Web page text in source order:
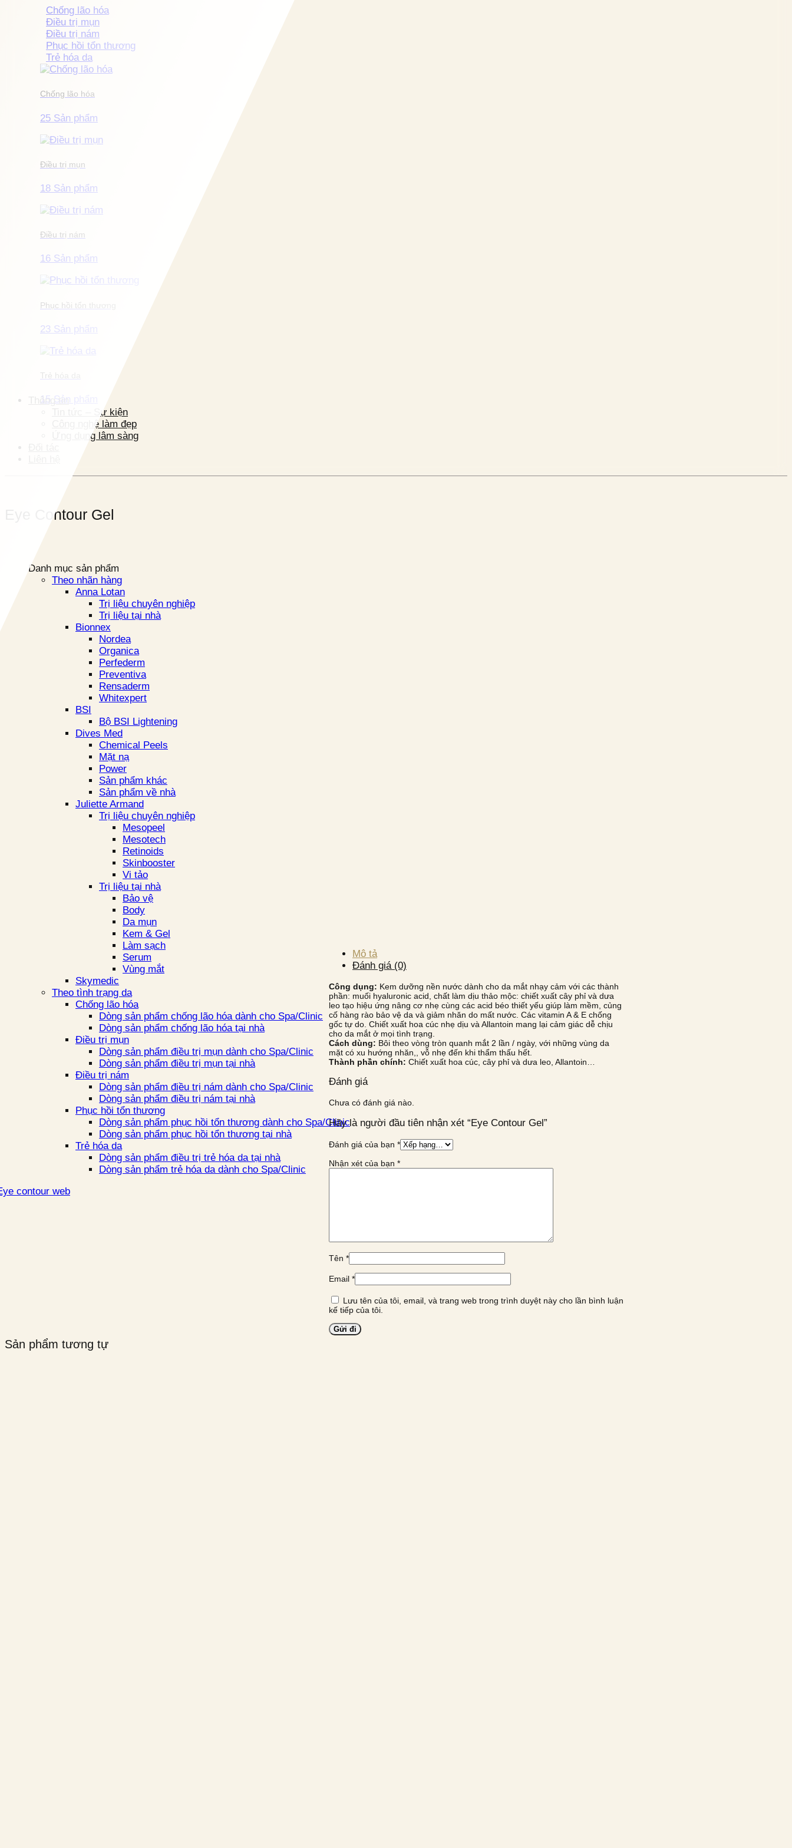
Chống lão hóa
Điều trị mụn
Điều trị nám
Phục hồi tổn thương
Trẻ hóa da
Chống lão hóa
25 Sản phẩm
Điều trị mụn
18 Sản phẩm
Điều trị nám
16 Sản phẩm
Phục hồi tổn thương
23 Sản phẩm
Trẻ hóa da
15 Sản phẩm
Thông tin
Tin tức – Sự kiện
Công nghệ làm đẹp
Ứng dụng lâm sàng
Eye Contour Gel
Danh mục sản phẩm
Theo nhãn hàng
Anna Lotan
Trị liệu chuyên nghiệp
Trị liệu tại nhà
Bionnex
Nordea
Organica
Perfederm
Preventiva
Rensaderm
Whitexpert
BSI
Bộ BSI Lightening
Dives Med
Chemical Peels
Mặt nạ
Power
Sản phẩm khác
Sản phẩm về nhà
Juliette Armand
Trị liệu chuyên nghiệp
Mesopeel
Mesotech
Retinoids
Skinbooster
Vi tảo
Trị liệu tại nhà
Bảo vệ
Body
Da mụn
Kem & Gel
Làm sạch
Serum
Vùng mắt
Skymedic
Theo tình trạng da
Chống lão hóa
Dòng sản phẩm chống lão hóa dành cho Spa/Clinic
Dòng sản phẩm chống lão hóa tại nhà
Điều trị mụn
Dòng sản phẩm điều trị mụn dành cho Spa/Clinic
Dòng sản phẩm điều trị mụn tại nhà
Điều trị nám
Dòng sản phẩm điều trị nám dành cho Spa/Clinic
Dòng sản phẩm điều trị nám tại nhà
Phục hồi tổn thương
Dòng sản phẩm phục hồi tổn thương dành cho Spa/Clinic
Dòng sản phẩm phục hồi tổn thương tại nhà
Trẻ hóa da
Dòng sản phẩm điều trị trẻ hóa da tại nhà
Dòng sản phẩm trẻ hóa da dành cho Spa/Clinic
Mô tả
Đánh giá (0)
Công dụng: Kem dưỡng nền nước dành cho da mắt nhạy cảm với các thành
phần: muối hyaluronic acid, chất làm dịu thảo mộc: chiết xuất cây phỉ và dưa
leo tạo hiệu ứng nâng cơ nhẹ cùng các acid béo thiết yếu giúp làm mềm, củng
cố hàng rào bảo vệ da và giảm nhăn do mất nước. Các vitamin A & E chống
gốc tự do. Chiết xuất hoa cúc nhẹ dịu và Allantoin mang lại cảm giác dễ chịu
cho da mắt ở mọi tình trạng.
Cách dùng: Bôi theo vòng tròn quanh mắt 2 lần / ngày, với những vùng da
mặt có xu hướng nhăn,, vỗ nhẹ đến khi thẩm thấu hết.
Thành phần chính: Chiết xuất hoa cúc, cây phỉ và dưa leo, Allantoin…
Đánh giá
Chưa có đánh giá nào.
Hãy là người đầu tiên nhận xét “Eye Contour Gel”
Đánh giá của bạn *
Nhận xét của bạn *
Tên *
Email *
Lưu tên của tôi, email, và trang web trong trình duyệt này cho lần bình luận
kế tiếp của tôi.
Sản phẩm tương tự